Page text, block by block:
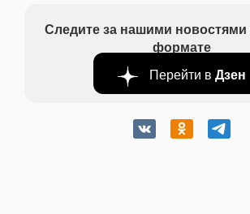
Следите за нашими
формате
Перейти в Дзен